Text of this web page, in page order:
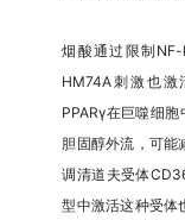
烟酸通过限制
HM74A刺激也激
PPARγ在巨噬细
胆固醇外流，可能
调清道夫受体
型中激活这种受体